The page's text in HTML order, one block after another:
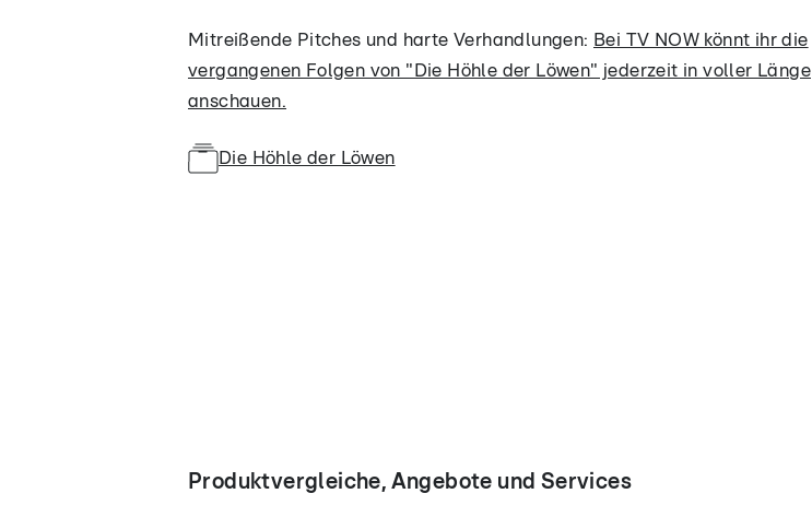
Mitreißende Pitches und harte Verhandlungen: Bei TV NOW könnt ihr die
vergangenen Folgen von "Die Höhle der Löwen" jederzeit in voller Länge
anschauen.
Die Höhle der Löwen
Produktvergleiche, Angebote und Services